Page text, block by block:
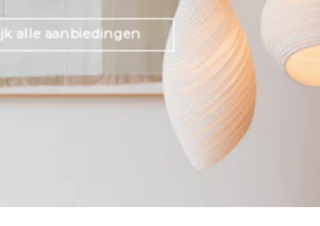
alle aanbiedingen